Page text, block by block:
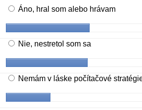
Áno, hral som alebo hrávam
Nie, nestretol som sa
Nemám v láske počítačové